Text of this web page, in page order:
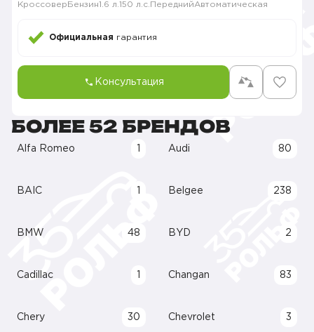
Кроссовер Бензин1.6 л. 150 л.с. ПереднийАвтоматическая
Официальная гарантия
Консультация
БОЛЕЕ 52 БРЕНДОВ
Alfa Romeo Audi 80
BAIC Belgee 238
BMW 48 BYD 2
Cadillac Changan 83
Chery 30 Chevrolet 3